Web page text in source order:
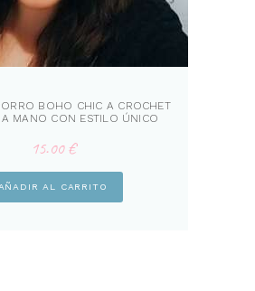
BOHO CHIC A CROCHET
MANO CON ESTILO ÚNICO
15.00€
AÑADIR AL CARRITO